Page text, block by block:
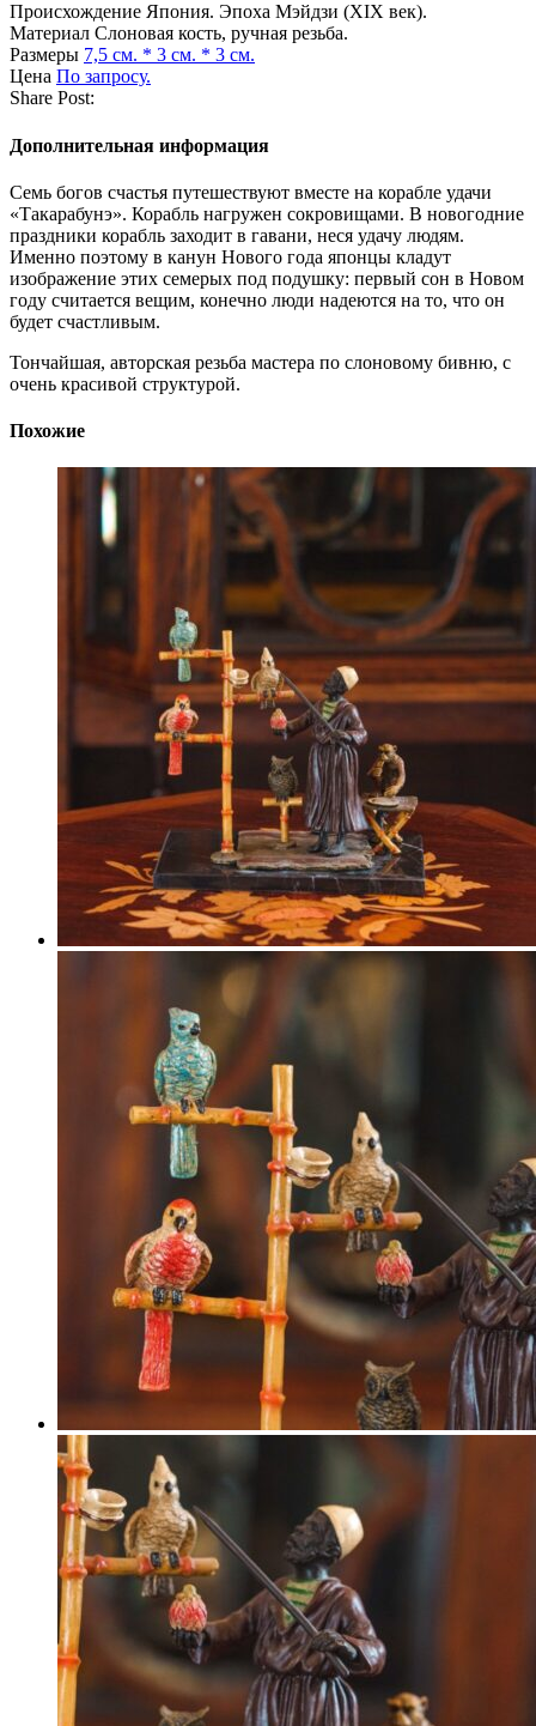
Происхождение Япония. Эпоха Мэйдзи (XIX век).
Материал Слоновая кость, ручная резьба.
Размеры 7,5 см. * 3 см. * 3 см.
Цена По запросу.
Share Post:
Дополнительная информация
Семь богов счастья путешествуют вместе на корабле удачи
«Такарабунэ». Корабль нагружен сокровищами. В новогодние
праздники корабль заходит в гавани, неся удачу людям.
Именно поэтому в канун Нового года японцы кладут
изображение этих семерых под подушку: первый сон в Новом
году считается вещим, конечно люди надеются на то, что он
будет счастливым.
Тончайшая, авторская резьба мастера по слоновому бивню, с
очень красивой структурой.
Похожие